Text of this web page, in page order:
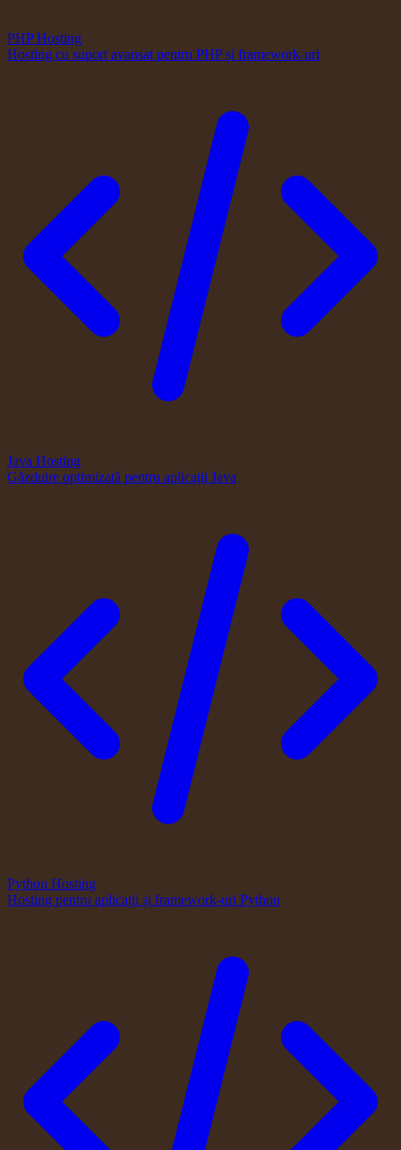
PHP Hosting
Hosting cu suport avansat pentru PHP și framework-uri
Java Hosting
Găzduire optimizată pentru aplicații Java
Python Hosting
Hosting pentru aplicații și framework-uri Python